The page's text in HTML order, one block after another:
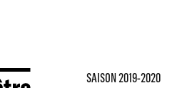
SAISON 2019-2020